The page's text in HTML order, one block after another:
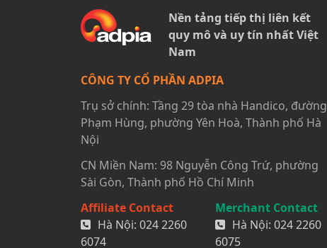
Nền tảng tiếp thị liên kết
quy mô và uy tín nhất Việt
Nam
CÔNG TY CỔ PHẦN ADPIA
Trụ sở chính: Tầng 29 tòa nhà Handico, đường
Phạm Hùng, phường Yên Hoà, Thành phố Hà
Nội
CN Miền Nam: 98 Nguyễn Công Trứ, phường
Sài Gòn, Thành phố Hồ Chí Minh
Affiliate Contact
Hà Nội: 024 2260
6074
Merchant Contact
Hà Nội: 024 2260
6075